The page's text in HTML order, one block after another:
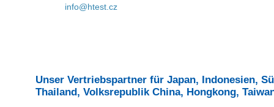
info@htest.cz
Unser Vertriebspartner für Japan, Indonesien,
Thailand, Volksrepublik China, Hongkong,